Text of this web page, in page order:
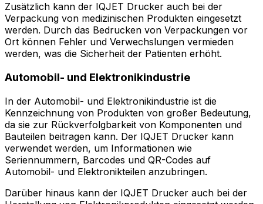
Zusätzlich kann der IQJET Drucker auch bei der
Verpackung von medizinischen Produkten eingesetzt
werden. Durch das Bedrucken von Verpackungen vor
Ort können Fehler und Verwechslungen vermieden
werden, was die Sicherheit der Patienten erhöht.
Automobil- und Elektronikindustrie
In der Automobil- und Elektronikindustrie ist die
Kennzeichnung von Produkten von großer Bedeutung,
da sie zur Rückverfolgbarkeit von Komponenten und
Bauteilen beitragen kann. Der IQJET Drucker kann
verwendet werden, um Informationen wie
Seriennummern, Barcodes und QR-Codes auf
Automobil- und Elektronikteilen anzubringen.
Darüber hinaus kann der IQJET Drucker auch bei der